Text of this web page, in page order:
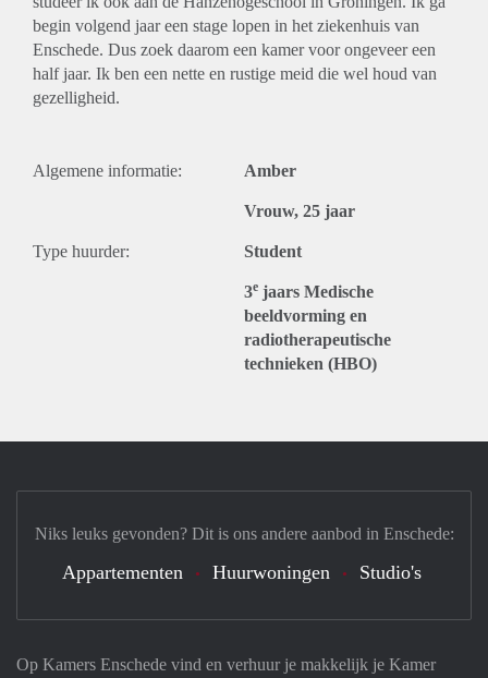
begin volgend jaar een stage lopen in het ziekenhuis van
Enschede. Dus zoek daarom een kamer voor ongeveer een
half jaar. Ik ben een nette en rustige meid die wel houd van
gezelligheid.
Algemene informatie: Amber
Vrouw, 25 jaar
Type huurder: Student
3e jaars Medische
beeldvorming en
radiotherapeutische
technieken (HBO)
Op Kamers Enschede vind en verhuur je makkelijk je Kamer
Niks leuks gevonden? Dit is ons andere aanbod in Enschede:
Appartementen Huurwoningen Studio's